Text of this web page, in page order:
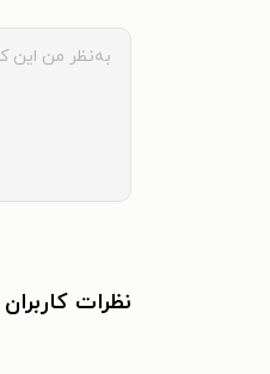
نظرات کاربران